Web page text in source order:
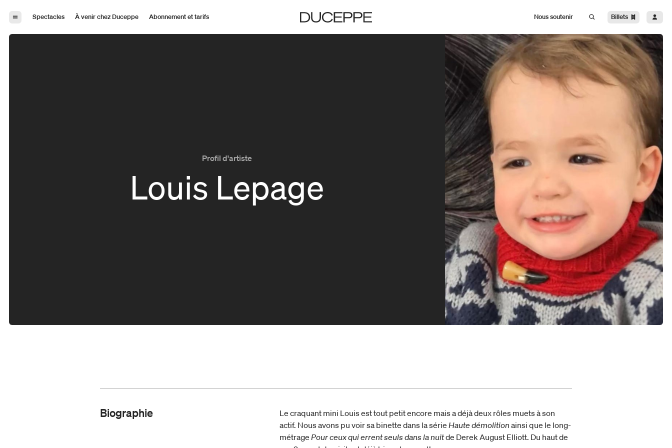
Spectacles
À venir chez Duceppe
Abonnement et tarifs
Duceppe
Nous soutenir Billets
Profil d'artiste
Louis Lepage
Biographie
Le craquant mini Louis est tout petit encore mais a déjà deux rôles muets à son
actif. Nous avons pu voir sa binette dans la sérieHaute démolition ainsi que le long-
métragePour ceux qui errent seuls dans la nuitde Derek August Elliott. Du haut de